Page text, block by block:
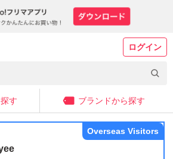
ログイン
す ブランドから探す
Overseas Visitors